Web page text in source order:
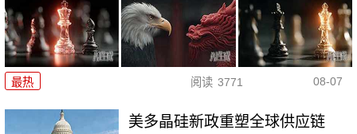
最热 阅读 3771 08-07
美多晶硅新政重塑全球供应链